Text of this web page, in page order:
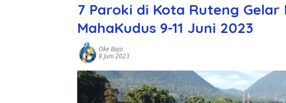
7 Paroki di Kota Ruteng Gelar
MahaKudus 9-11 Juni 2023
Oke Bajo
8 Juni 2023